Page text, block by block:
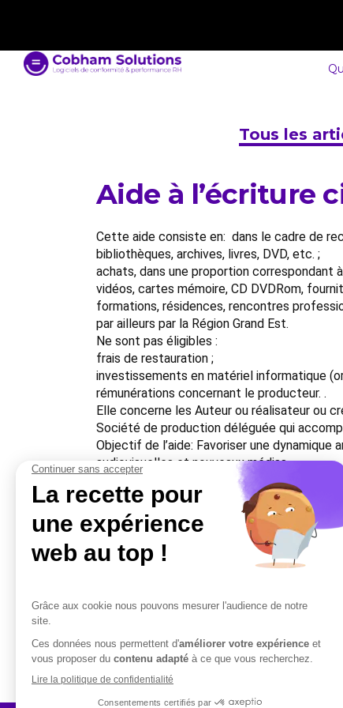
Tous les
Aide à l’écriture
Cette aide consiste en: dans le cadre de
bibliothèques, archives, livres, DVD, etc. ;
achats, dans une proportion correspondant
vidéos, cartes mémoire, CD DVDRom,
formations, résidences, rencontres
par ailleurs par la Région Grand Est.
Ne sont pas éligibles :
frais de restauration ;
investissements en matériel informatique
rémunérations concernant le producteur. .
Elle concerne les Auteur ou réalisateur ou
Société de production déléguée qui
Objectif de l’aide: Favoriser une
audiovisuelles et nouveaux médias.
Conditions de l’aide: Le bénéficiaire devra :
– résider ou avoir son siège social en région
– réaliser une part significative de
d’autre part ;
– s’engager à favoriser la promotion du
d’apprentis.
Montant de l’aide: – Ecriture d’un court
minutes) : 5 000  maximum.
Un auteur ou un producteur ne pourra pas
Source: Consulter la fiche du dispositif
https://www.grandest.fr/vos-aides-